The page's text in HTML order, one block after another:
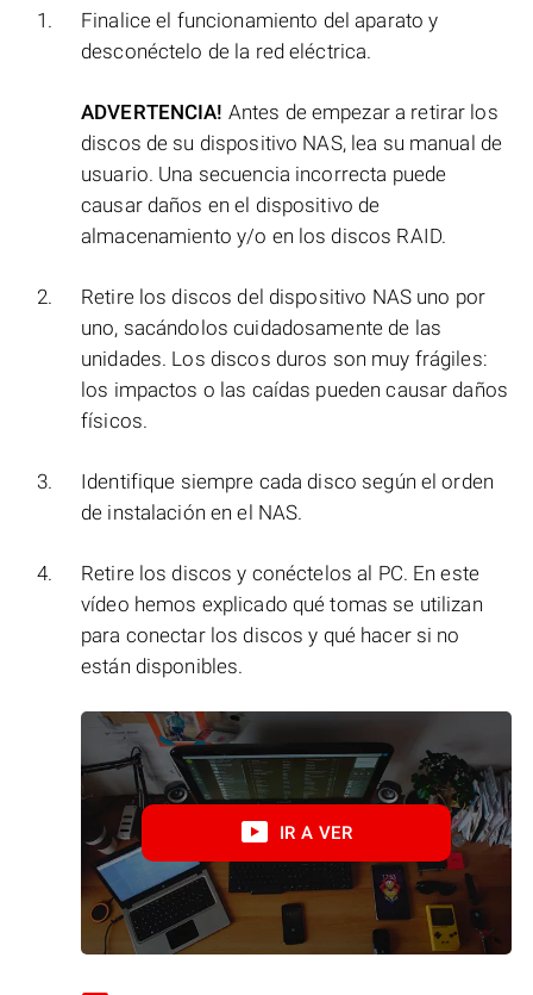
Finalice el funcionamiento del aparato y
desconéctelo de la red eléctrica.
ADVERTENCIA! Antes de empezar a retirar los
discos de su dispositivo NAS, lea su manual de
usuario. Una secuencia incorrecta puede
causar daños en el dispositivo de
almacenamiento y/o en los discos RAID.
Retire los discos del dispositivo NAS uno por
uno, sacándolos cuidadosamente de las
unidades. Los discos duros son muy frágiles:
los impactos o las caídas pueden causar daños
físicos.
Identifique siempre cada disco según el orden
de instalación en el NAS.
Retire los discos y conéctelos al PC. En este
vídeo hemos explicado qué tomas se utilizan
para conectar los discos y qué hacer si no
están disponibles.
IR A VER